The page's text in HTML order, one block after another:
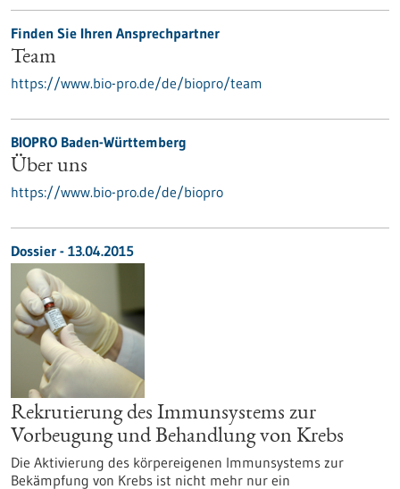
Finden Sie Ihren Ansprechpartner
Team
https://www.bio-pro.de/de/biopro/team
BIOPRO Baden-Württemberg
Über uns
https://www.bio-pro.de/de/biopro
Dossier - 13.04.2015
Rekrutierung des Immunsystems zur
Vorbeugung und Behandlung von Krebs
Die Aktivierung des körpereigenen Immunsystems zur
Bekämpfung von Krebs ist nicht mehr nur ein